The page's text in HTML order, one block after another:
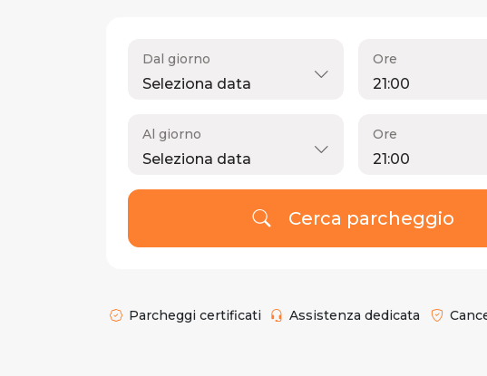
Dal giorno Ore
Al giorno Ore
Cerca parcheggio
Parcheggi certificati Assistenza dedicata